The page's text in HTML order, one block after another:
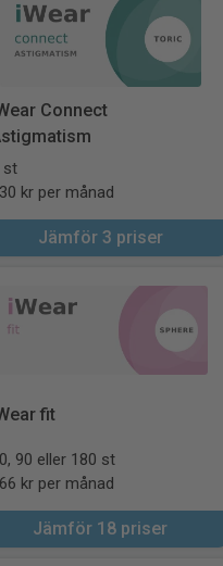
Connect
st
kr per månad
Jämför 3 priser
fit
90 eller 180 st
kr per månad
Jämför 18 priser